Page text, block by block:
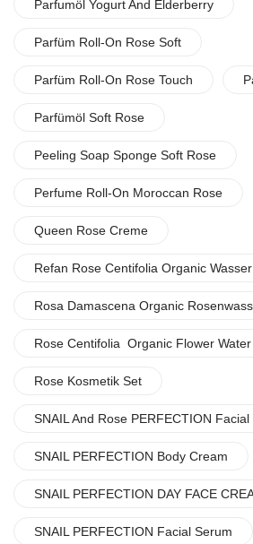
Parfumöl Yogurt And Elderberry
Parfüm Roll-On Rose Soft
Parfüm Roll-On Rose Touch
Parfümöl Soft Rose
Peeling Soap Sponge Soft Rose
Perfume Roll-On Moroccan Rose
Queen Rose Creme
Refan Rose Centifolia Organic Wasser
Rosa Damascena Organic
Rose Centifolia Organic Flower Water
Rose Kosmetik Set
SNAIL And Rose PERFECTION Facial
SNAIL PERFECTION Body Cream
SNAIL PERFECTION DAY FACE
SNAIL PERFECTION Facial Serum